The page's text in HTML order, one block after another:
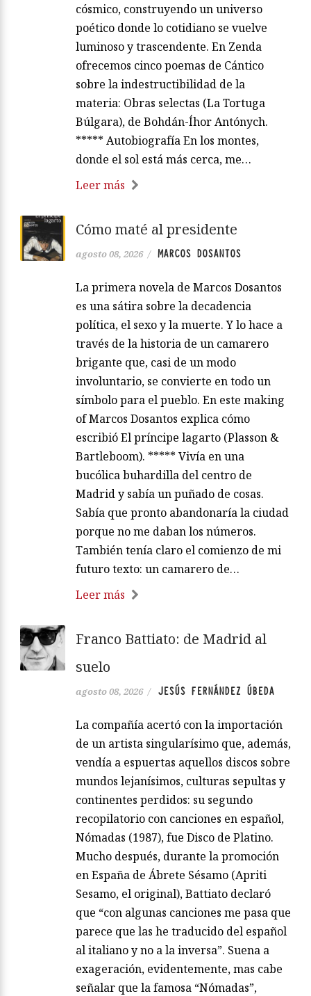
cósmico, construyendo un universo
poético donde lo cotidiano se vuelve
luminoso y trascendente. En Zenda
ofrecemos cinco poemas de Cántico
sobre la indestructibilidad de la
materia: Obras selectas (La Tortuga
Búlgara), de Bohdán-Íhor Antónych.
***** Autobiografía En los montes,
donde el sol está más cerca, me…
Leer más
Cómo maté al presidente
agosto 08, 2026 / MARCOS DOSANTOS
La primera novela de Marcos Dosantos
es una sátira sobre la decadencia
política, el sexo y la muerte. Y lo hace a
través de la historia de un camarero
brigante que, casi de un modo
involuntario, se convierte en todo un
símbolo para el pueblo. En este making
of Marcos Dosantos explica cómo
escribió El príncipe lagarto (Plasson &
Bartleboom). ***** Vivía en una
bucólica buhardilla del centro de
Madrid y sabía un puñado de cosas.
Sabía que pronto abandonaría la ciudad
porque no me daban los números.
También tenía claro el comienzo de mi
futuro texto: un camarero de…
Leer más
Franco Battiato: de Madrid al
suelo
agosto 08, 2026 / JESÚS FERNÁNDEZ ÚBEDA
La compañía acertó con la importación
de un artista singularísimo que, además,
vendía a espuertas aquellos discos sobre
mundos lejanísimos, culturas sepultas y
continentes perdidos: su segundo
recopilatorio con canciones en español,
Nómadas (1987), fue Disco de Platino.
Mucho después, durante la promoción
en España de Ábrete Sésamo (Apriti
Sesamo, el original), Battiato declaró
que “con algunas canciones me pasa que
parece que las he traducido del español
al italiano y no a la inversa”. Suena a
exageración, evidentemente, mas cabe
señalar que la famosa “Nómadas”,